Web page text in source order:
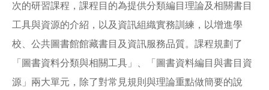
次的研習課程，課程目的為提供分類編目理論及相關書目
工具與資源的介紹，以及資訊組織實務訓練，以增進學
校、公共圖書館館藏書目及資訊服務品質。課程規劃了
「圖書資料分類與相關工具」、「圖書資料編目與書目資
源」兩大單元，除了對常見規則與理論重點做簡要的說